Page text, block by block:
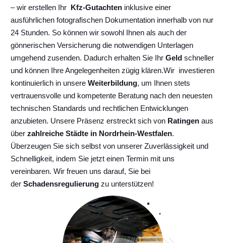
– wir erstellen Ihr Kfz-Gutachten inklusive einer
ausführlichen fotografischen Dokumentation innerhalb von nur
24 Stunden. So können wir sowohl Ihnen als auch der
gönnerischen Versicherung die notwendigen Unterlagen
umgehend zusenden. Dadurch erhalten Sie Ihr Geld schneller
und können Ihre Angelegenheiten zügig klären.Wir investieren
kontinuierlich in unsere Weiterbildung, um Ihnen stets
vertrauensvolle und kompetente Beratung nach den neuesten
technischen Standards und rechtlichen Entwicklungen
anzubieten. Unsere Präsenz erstreckt sich von Ratingen aus
über zahlreiche Städte in Nordrhein-Westfalen.
Überzeugen Sie sich selbst von unserer Zuverlässigkeit und
Schnelligkeit, indem Sie jetzt einen Termin mit uns
vereinbaren. Wir freuen uns darauf, Sie bei
der Schadensregulierung zu unterstützen!